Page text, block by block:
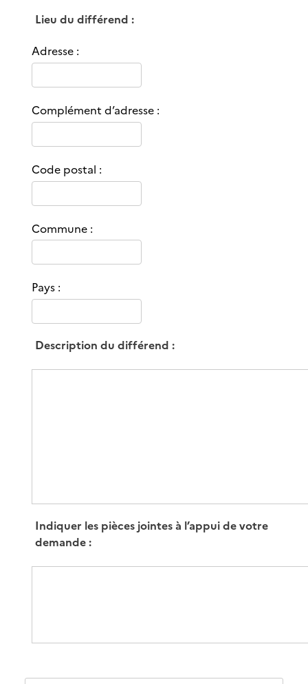
Lieu du différend :
Adresse :
Complément d’adresse :
Code postal :
Commune :
Pays :
Description du différend :
Indiquer les pièces jointes à l’appui de votre
demande :